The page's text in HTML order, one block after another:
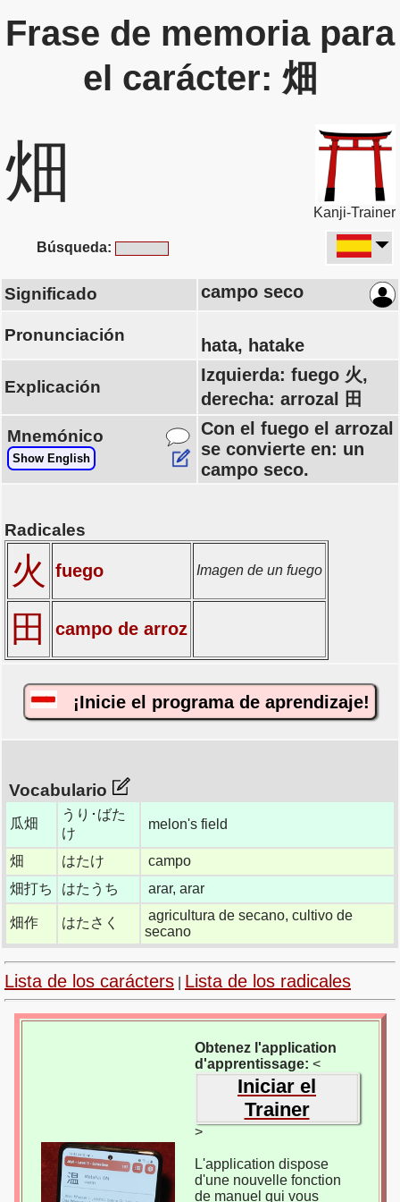
Frase de memoria para
el carácter: 畑
畑
Kanji-Trainer
Búsqueda:
Significado campo seco
Pronunciación
hata, hatake
Explicación
Izquierda: fuego 火,
derecha: arrozal 田
Mnemónico
Show English
Con el fuego el arrozal
se convierte en: un
campo seco.
Radicales
火 fuego Imagen de un fuego
田 campo de arroz
¡Inicie el programa de aprendizaje!
Vocabulario
瓜畑
うり･ばた
け
melon's field
畑 はたけ
campo
畑打ち
はたうち arar, arar
畑作 はたさく
agricultura de secano, cultivo de
secano
Lista de los carácters Lista de los radicales
Obtenez l'application
d'apprentissage: <
Iniciar el
Trainer
>
L'application dispose
d'une nouvelle fonction
de manuel qui vous